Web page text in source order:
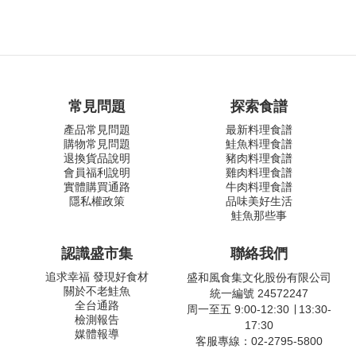
常見問題
產品常見問題
購物常見問題
退換貨品說明
會員福利說明
實體購買通路
隱私權政策
探索食譜
最新料理食譜
鮭魚料理食譜
豬肉料理食譜
雞肉料理食譜
牛肉料理食譜
品味美好生活
鮭魚那些事
認識盛市集
追求幸福 發現好食材
關於不老鮭魚
全台通路
檢測報告
媒體報導
聯絡我們
盛和風食集文化股份有限公司
統一編號 24572247
周一至五 9:00-12:30 ∣ 13:30-
17:30
客服專線：02-2795-5800